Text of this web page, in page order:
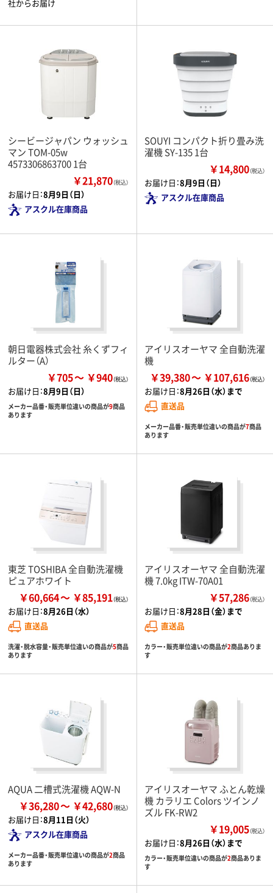
社からお届け
シービージャパン ウォッシュ
マン TOM-05w
4573306863700 1台
￥21,870（税込）
お届け日：8月9日（日）
アスクル在庫商品
SOUYI コンパクト折り畳み洗
濯機 SY-135 1台
￥14,800（税込）
お届け日：8月9日（日）
アスクル在庫商品
朝日電器株式会社 糸くずフィ
ルター（A）
￥705 ￥940
お届け日：8月9日（日）
メーカー品番・販売単位違いの商品が9商品
あります
アイリスオーヤマ 全自動洗濯
機
￥39,380 ￥107,616
お届け日：8月26日（水）まで
直送品
メーカー品番・販売単位違いの商品が7商品
あります
東芝 TOSHIBA 全自動洗濯機
ピュアホワイト
￥60,664 ￥85,191
お届け日：8月26日（水）
直送品
洗濯・脱水容量・販売単位違いの商品が5商品
あります
アイリスオーヤマ 全自動洗濯
機 7.0kg ITW-70A01
￥57,286（税込）
お届け日：8月28日（金）まで
直送品
カラー・販売単位違いの商品が2商品ありま
す
AQUA 二槽式洗濯機 AQW-N
￥36,280 ￥42,680
お届け日：8月11日（火）
アスクル在庫商品
メーカー品番・販売単位違いの商品が2商品
あります
アイリスオーヤマ ふとん乾燥
機 カラリエ Colors ツインノ
ズル FK-RW2
￥19,005（税込）
お届け日：8月26日（水）まで
カラー・販売単位違いの商品が2商品ありま
す